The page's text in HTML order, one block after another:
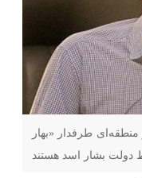
فعلا که ترکیه و قطر به عنوان دو بازیگر منطقه‌‎ای طرفدار «بهار
دولت بشار اسد هستند